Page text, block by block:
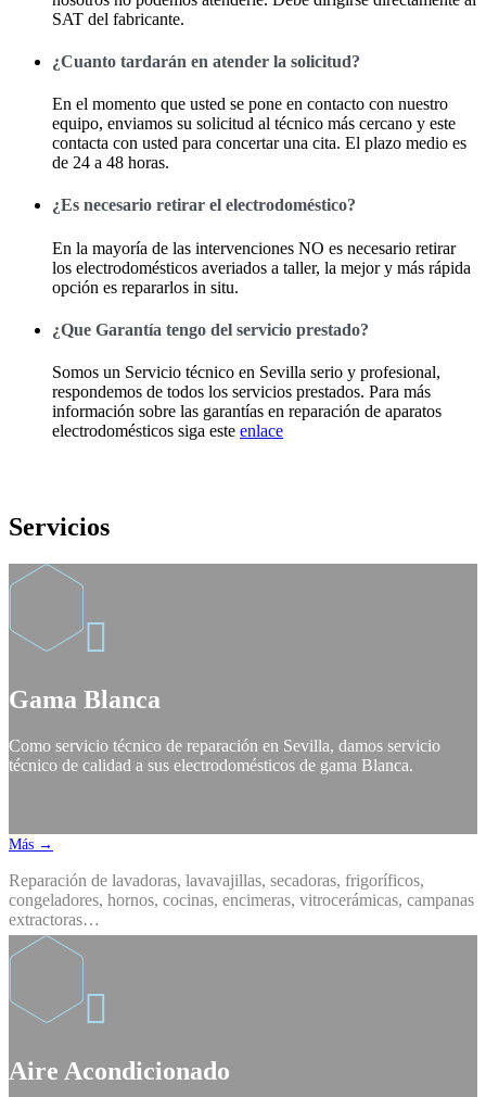
SAT del fabricante.
¿Cuanto tardarán en atender la solicitud?
En el momento que usted se pone en contacto con nuestro
equipo, enviamos su solicitud al técnico más cercano y este
contacta con usted para concertar una cita. El plazo medio es
de 24 a 48 horas.
¿Es necesario retirar el electrodoméstico?
En la mayoría de las intervenciones NO es necesario retirar
los electrodomésticos averiados a taller, la mejor y más rápida
opción es repararlos in situ.
¿Que Garantía tengo del servicio prestado?
Somos un Servicio técnico en Sevilla serio y profesional,
respondemos de todos los servicios prestados. Para más
información sobre las garantías en reparación de aparatos
electrodomésticos siga este enlace
Servicios

Gama Blanca
Como servicio técnico de reparación en Sevilla, damos servicio
técnico de calidad a sus electrodomésticos de gama Blanca.
Más →
Reparación de lavadoras, lavavajillas, secadoras, frigoríficos,
congeladores, hornos, cocinas, encimeras, vitrocerámicas, campanas
extractoras…

Aire Acondicionado